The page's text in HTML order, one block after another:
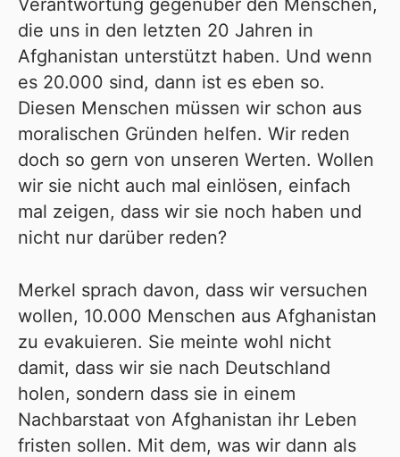
Verantwortung gegenüber den Menschen,
die uns in den letzten 20 Jahren in
Afghanistan unterstützt haben. Und wenn
es 20.000 sind, dann ist es eben so.
Diesen Menschen müssen wir schon aus
moralischen Gründen helfen. Wir reden
doch so gern von unseren Werten. Wollen
wir sie nicht auch mal einlösen, einfach
mal zeigen, dass wir sie noch haben und
nicht nur darüber reden?
Merkel sprach davon, dass wir versuchen
wollen, 10.000 Menschen aus Afghanistan
zu evakuieren. Sie meinte wohl nicht
damit, dass wir sie nach Deutschland
holen, sondern dass sie in einem
Nachbarstaat von Afghanistan ihr Leben
fristen sollen. Mit dem, was wir dann als